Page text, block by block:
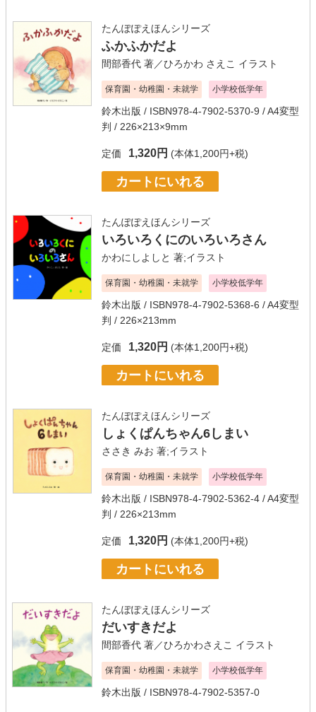
たんぽぽえほんシリーズ
ふかふかだよ
間部香代 著／ひろかわ さえこ イラスト
保育園・幼稚園・未就学 小学校低学年
鈴木出版 / ISBN978-4-7902-5370-9 / A4変型
判 / 226×213×9mm
定価 1,320円 (本体1,200円+税)
カートにいれる
たんぽぽえほんシリーズ
いろいろくにのいろいろさん
かわにしよしと 著;イラスト
保育園・幼稚園・未就学 小学校低学年
鈴木出版 / ISBN978-4-7902-5368-6 / A4変型
判 / 226×213mm
定価 1,320円 (本体1,200円+税)
カートにいれる
たんぽぽえほんシリーズ
しょくぱんちゃん6しまい
ささき みお 著;イラスト
保育園・幼稚園・未就学 小学校低学年
鈴木出版 / ISBN978-4-7902-5362-4 / A4変型
判 / 226×213mm
定価 1,320円 (本体1,200円+税)
カートにいれる
たんぽぽえほんシリーズ
だいすきだよ
間部香代 著／ひろかわさえこ イラスト
保育園・幼稚園・未就学 小学校低学年
鈴木出版 / ISBN978-4-7902-5357-0